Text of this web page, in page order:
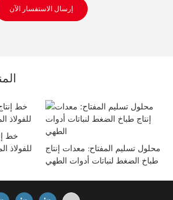
إرسال الاستفسار الآن
خط
للفولاذ
محلول تسليم المفتاح: معدات إنتاج
طباخ الضغط لنباتات أدوات الطهي